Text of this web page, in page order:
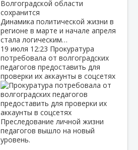
Динамика политической жизни в
регионе в марте и начале апреля
стала логическим…
19 июля 12:23 Прокуратура
потребовала от волгоградских
педагогов предоставить для
проверки их аккаунты в соцсетях
Преследование личной жизни
педагогов вышло на новый
уровень.